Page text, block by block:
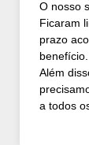
O nosso
Ficaram
prazo
benefício.
Além
a todos